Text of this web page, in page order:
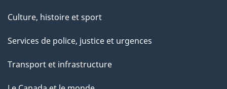
Culture, histoire et sport
Services de police, justice et urgences
Transport et infrastructure